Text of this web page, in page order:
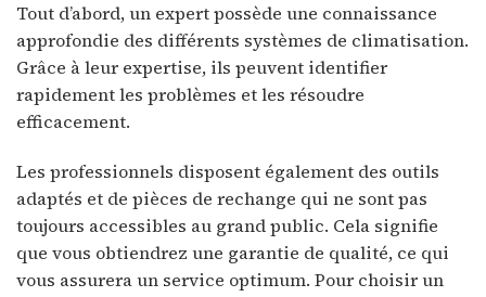
Tout d’abord, un expert possède une connaissance
approfondie des différents systèmes de climatisation.
Grâce à leur expertise, ils peuvent identifier
rapidement les problèmes et les résoudre
efficacement.
Les professionnels disposent également des outils
adaptés et de pièces de rechange qui ne sont pas
toujours accessibles au grand public. Cela signifie
que vous obtiendrez une garantie de qualité, ce qui
vous assurera un service optimum. Pour choisir un